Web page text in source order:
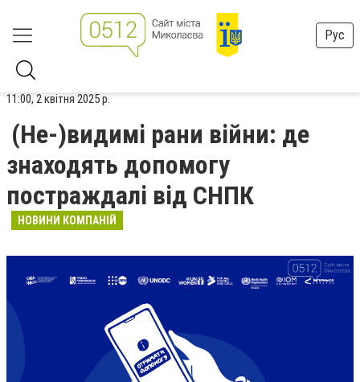
Рус
11:00, 2 квітня 2025 р.
(Не-)видимі рани війни: де
знаходять допомогу
постраждалі від СНПК
НОВИНИ КОМПАНІЙ